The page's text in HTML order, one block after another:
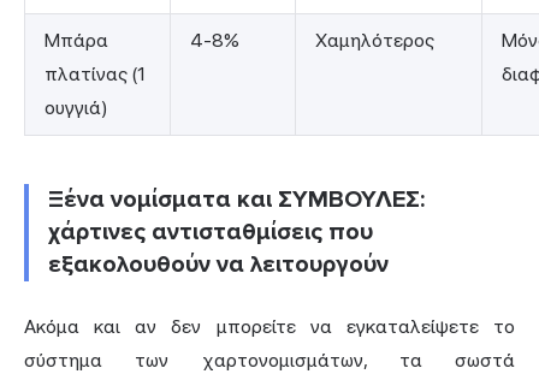
Μπάρα
πλατίνας (1
ουγγιά)
4-8% Χαμηλότερος
Ξένα νομίσματα και ΣΥΜΒΟΥΛΕΣ:
χάρτινες αντισταθμίσεις που
εξακολουθούν να λειτουργούν
Ακόμα και αν δεν μπορείτε να εγκαταλείψετε το
σύστημα των χαρτονομισμάτων, τα σωστά